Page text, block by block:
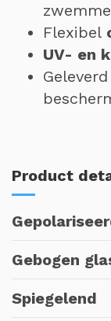
Flexibel
UV- en
Product
Gebogen
Spiegelend